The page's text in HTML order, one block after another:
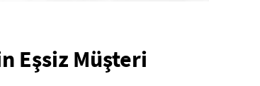
Eşsiz Müşteri